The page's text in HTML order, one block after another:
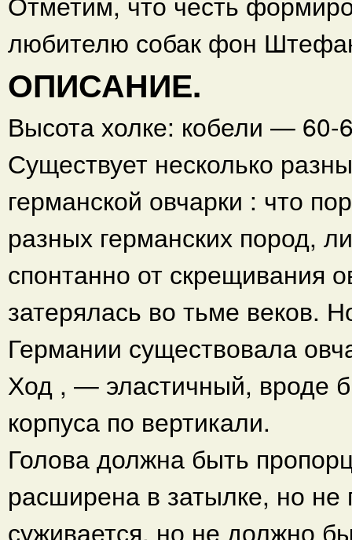
любителю собак фон
ОПИСАНИЕ.
Высота холке: кобели — 60-
Существует несколько
германской овчарки : что
разных германских пород,
спонтанно от скрещивания
затерялась во тьме веков.
Германии существовала
Ход , — эластичный, вроде
корпуса по вертикали.
Голова должна быть
расширена в затылке, но не
суживается, но не должно